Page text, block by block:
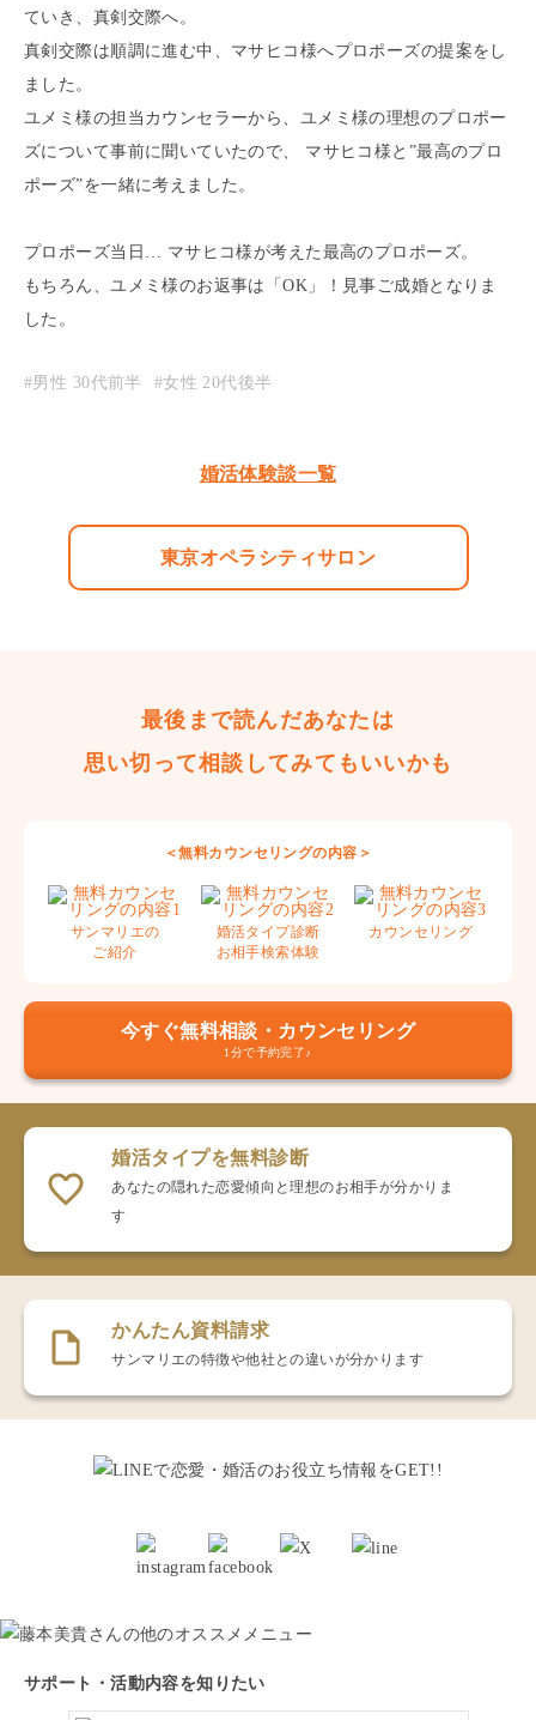
ていき、真剣交際へ。
真剣交際は順調に進む中、マサヒコ様へプロポーズの提案をし
ました。
ユメミ様の担当カウンセラーから、ユメミ様の理想のプロポー
ズについて事前に聞いていたので、 マサヒコ様と”最高のプロ
ポーズ”を一緒に考えました。
プロポーズ当日… マサヒコ様が考えた最高のプロポーズ。
もちろん、ユメミ様のお返事は「OK」！見事ご成婚となりま
した。
#男性 30代前半 #女性20代後半
婚活体験談一覧
東京オペラシティサロン
最後まで読んだあなたは
思い切って相談してみてもいいかも
＜無料カウンセリングの内容＞
サンマリエの
ご紹介
婚活タイプ診断
お相手検索体験
カウンセリング
今すぐ無料相談・カウンセリング
1分で予約完了♪
婚活タイプを無料診断
あなたの隠れた恋愛傾向と理想のお相手が分かりま
す
かんたん資料請求
サンマリエの特徴や他社との違いが分かります
サポート・活動内容を知りたい